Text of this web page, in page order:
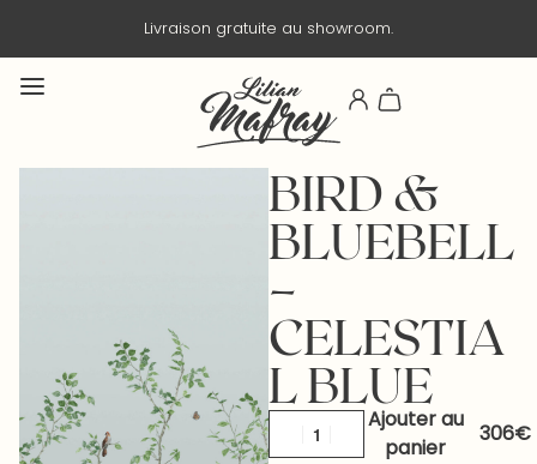
Livraison gratuite au showroom.
BIRD &
BLUEBELL
–
CELESTIA
L BLUE
Ajouter au
panier